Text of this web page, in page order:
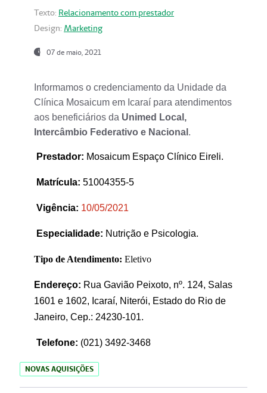
Texto: Relacionamento com prestador
Design: Marketing
07 de maio, 2021
Informamos o credenciamento da Unidade da
Clínica Mosaicum em Icaraí para atendimentos
aos beneficiários da Unimed Local,
Intercâmbio Federativo e Nacional .
Prestador: Mosaicum Espaço Clínico Eireli.
Matrícula: 51004355-5
Vigência: 10/05/2021
Especialidade: Nutrição e Psicologia.
Tipo de Atendimento: Eletivo
Endereço: Rua Gavião Peixoto, nº. 124, Salas
1601 e 1602, Icaraí, Niterói, Estado do Rio de
Janeiro, Cep.: 24230-101.
Telefone: (021) 3492-3468
NOVAS AQUISIÇÕES